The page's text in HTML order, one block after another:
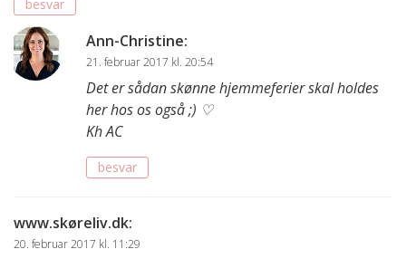
besvar
Ann-Christine:
21. februar 2017 kl. 20:54
Det er sådan skønne hjemmeferier skal holdes
her hos os også ;) ♡
Kh AC
besvar
www.skøreliv.dk:
20. februar 2017 kl. 11:29